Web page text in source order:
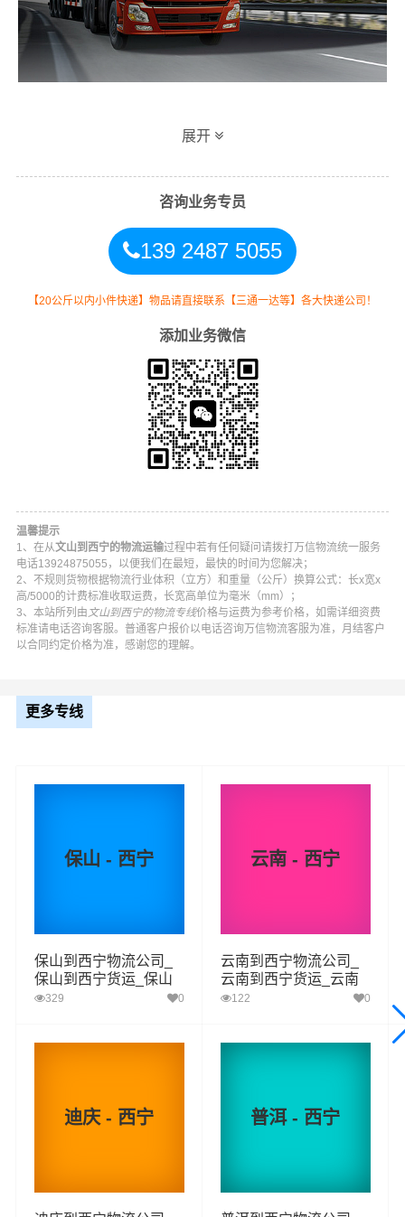
万信文山到西宁专线物流运输方式
同时，为了方便广大客户从文山物流到西宁的不同运输时
万信特推出文山到西宁物流
方式，以此来降低从广东文山到西宁的物流专线运输成
本，提高由文山发货到西宁的物流效率，以便为新老客户
提供更加优质完善的一站式从文山到青海西宁
门运输服务！
万信文山到西宁物流公司平台优势
富宁县等地具有优势的物流网络资源，依靠城东区,城中区,
城西区,城北区,湟中区,大通土族,湟源县为转运中心，业务
到门，货物打包，门到门运输等物流相关增值服务，同时
效率。公司秉承优质服务的核心价值观，将一如既往地为
文山-西宁 起步价格 体积报价 运输时效
汽运
元/票
元/公斤
元/立方
天
文山,砚山县,西畴县,麻栗坡县,马关县,丘北县,广南
县,富宁县
区域
展开
咨询业务专员
139 2487 5055
【20公斤以内小件快递】物品请直接联系【三通一达等】各大快递公司！
添加业务微信
温馨提示
1、在从文山到西宁的物流运输过程中若有任何疑问请拨打万信物流统一服务
电话13924875055，以便我们在最短，最快的时间为您解决；
2、不规则货物根据物流行业体积（立方）和重量（公斤）换算公式：长x宽x
高/5000的计费标准收取运费，长宽高单位为毫米（mm）；
3、本站所列由 文山到西宁的物流专线价格与运费为参考价格，如需详细资费
标准请电话咨询客服。普通客户报价以电话咨询万信物流客服为准，月结客户
以合同约定价格为准，感谢您的理解。
更多专线
保山 - 西宁
保山到西宁物流公司_
保山到西宁货运_保山
至西宁物流专线
329 0
云南 - 西宁
云南到西宁物流公司_
云南到西宁货运_云南
至西宁物流专线
122 0
迪庆 - 西宁 普洱 - 西宁